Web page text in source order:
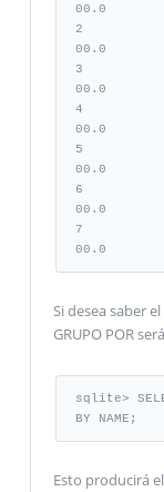
00.0
2
00.0
3
00.0
4
00.0
5
00.0
6
00.0
7
00.0
Si desea saber
GRUPO POR
sqlite>
BY NAME;
Esto producirá